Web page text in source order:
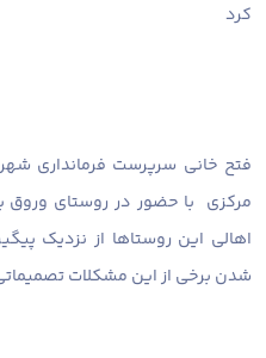
کرد
فتح خانی سرپرست فرمانداری
مرکزی با حضور در روستای
اهالی این روستاها از نزدیک
شدن برخی از این مشکلات